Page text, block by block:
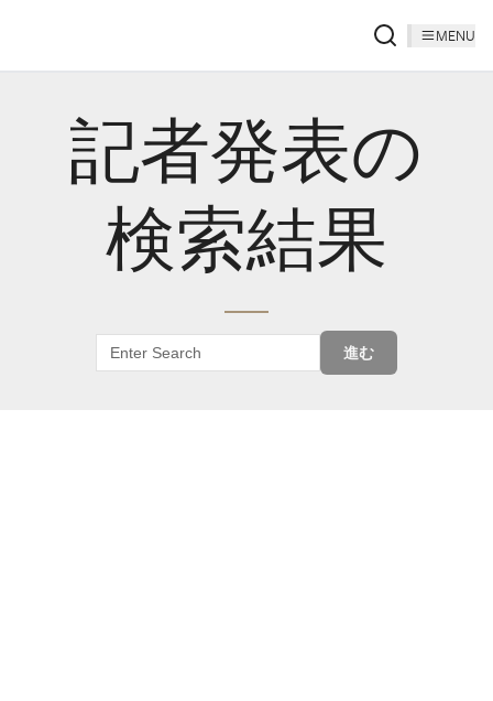
MENU
記者発表の
検索結果
進む